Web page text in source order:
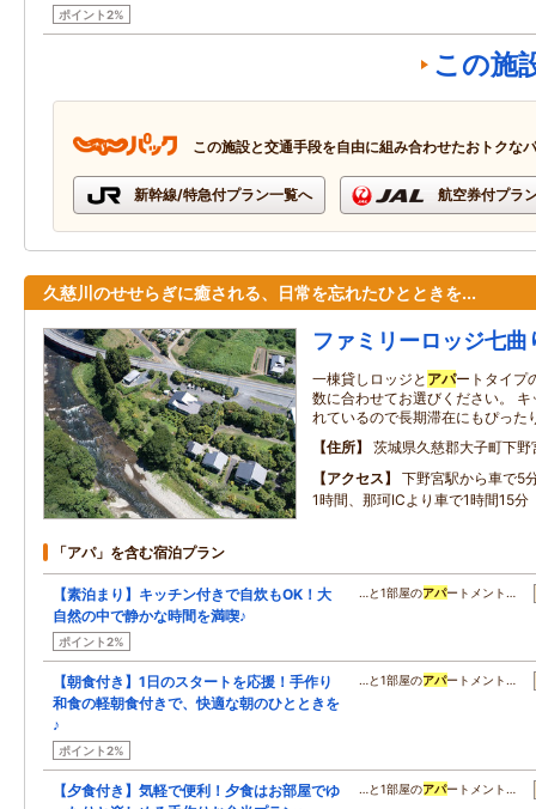
ポイント2%
この施
この施設と交通手段を自由に組み合わせたおトクな
新幹線/特急付プラン一覧へ 航空券付プラ
久慈川のせせらぎに癒される、日常を忘れたひとときを...
ファミリーロッジ七曲
一棟貸しロッジと アパートタイプ
数に合わせてお選びください。
れているので長期滞在にもぴった
住所
茨城県久慈郡大子町下
アクセス
下野宮駅から車で5
1時間、那珂ICより車で1時間15分
「アパ」を含む宿泊プラン
【素泊まり】キッチン付きで自炊もOK！大
自然の中で静かな時間を満喫♪
ポイント2%
…と1部屋のアパートメント…
【朝食付き】1日のスタートを応援！手作り
和食の軽朝食付きで、快適な朝のひとときを
♪
ポイント2%
…と1部屋のアパートメント…
【夕食付き】気軽で便利！夕食はお部屋でゆ
…と1部屋のアパートメント…